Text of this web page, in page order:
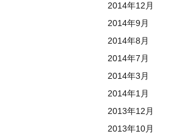
2014年12月
2014年9月
2014年8月
2014年7月
2014年3月
2014年1月
2013年12月
2013年10月